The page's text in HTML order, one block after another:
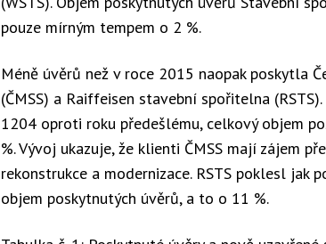
pouze mírným tempem o 2 %.
Méně úvěrů než v roce 2015 naopak poskytla
(ČMSS) a Raiffeisen stavební spořitelna
1204 oproti roku předešlému, celkový objem
%. Vývoj ukazuje, že klienti ČMSS mají zájem
rekonstrukce a modernizace. RSTS poklesl jak
objem poskytnutých úvěrů, a to o 11 %.